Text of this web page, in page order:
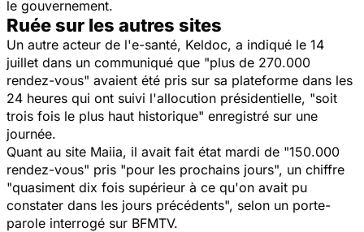
le gouvernement.
Ruée sur les autres sites
Un autre acteur de l'e-santé, Keldoc, a indiqué le 14
juillet dans un communiqué que "plus de 270.000
rendez-vous" avaient été pris sur sa plateforme dans les
24 heures qui ont suivi l'allocution présidentielle, "soit
trois fois le plus haut historique" enregistré sur une
journée.
Quant au site Maiia, il avait fait état mardi de "150.000
rendez-vous" pris "pour les prochains jours", un chiffre
"quasiment dix fois supérieur à ce qu'on avait pu
constater dans les jours précédents", selon un porte-
parole interrogé sur BFMTV.